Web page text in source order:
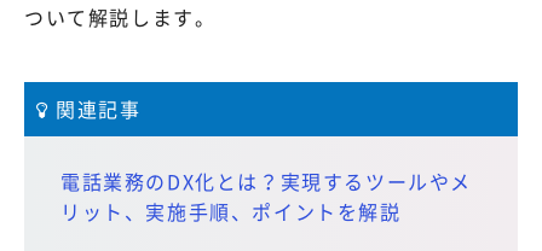
ついて解説します。
関連記事
電話業務のDX化とは？実現するツールやメ
リット、実施手順、ポイントを解説